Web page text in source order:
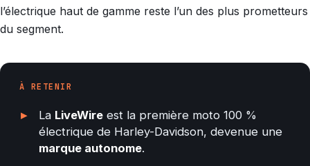
l’électrique haut de gamme reste l’un des plus prometteurs
du segment.
À RETENIR
La LiveWire est la première moto 100 %
électrique de Harley-Davidson, devenue une
marque autonome.